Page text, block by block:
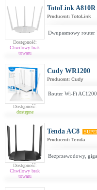
Dostępność:
Chwilowy brak
towaru
TotoLink A810R
Producent: TotoLink
Dwupasmowy router
Dostępność:
dostępne
Cudy WR1200
Producent: Cudy
Router Wi-Fi AC1200
Dostępność:
Chwilowy brak
towaru
Tenda AC8
Producent: Tenda
Bezprzewodowy,